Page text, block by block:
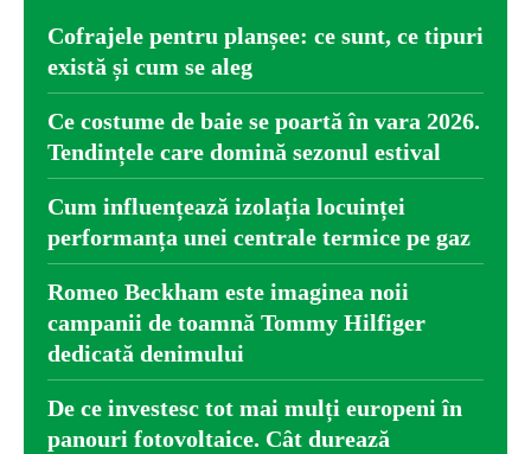
Cofrajele pentru planșee: ce sunt, ce tipuri
există și cum se aleg
Ce costume de baie se poartă în vara 2026.
Tendințele care domină sezonul estival
Cum influențează izolația locuinței
performanța unei centrale termice pe gaz
Romeo Beckham este imaginea noii
campanii de toamnă Tommy Hilfiger
dedicată denimului
De ce investesc tot mai mulți europeni în
panouri fotovoltaice. Cât durează